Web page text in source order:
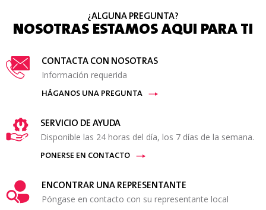
¿ALGUNA PREGUNTA?
NOSOTRAS ESTAMOS AQUI PARA TI
CONTACTA CON NOSOTRAS
Información requerida
HÁGANOS UNA PREGUNTA
SERVICIO DE AYUDA
Disponible las 24 horas del día, los 7 días de la semana.
PONERSE EN CONTACTO
ENCONTRAR UNA REPRESENTANTE
Póngase en contacto con su representante local